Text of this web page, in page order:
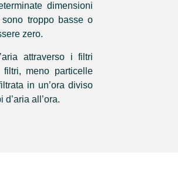
dimensioni
troppo basse o
zero.
attraverso i filtri
meno particelle
in un’ora diviso
all’ora.